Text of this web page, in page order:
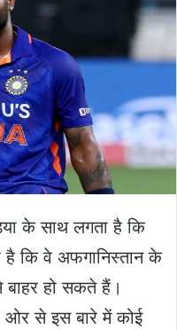
के साथ लगता है कि
कि वे अफगानिस्तान के
बाहर हो सकते हैं।
ओर से इस बारे में कोई